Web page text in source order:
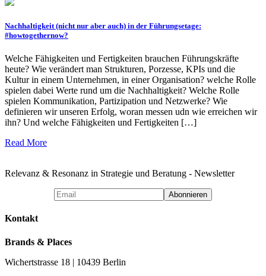
Nachhaltigkeit (nicht nur aber auch) in der Führungsetage:
#howtogethernow?
Welche Fähigkeiten und Fertigkeiten brauchen Führungskräfte
heute? Wie verändert man Strukturen, Porzesse, KPIs und die
Kultur in einem Unternehmen, in einer Organisation? welche Rolle
spielen dabei Werte rund um die Nachhaltigkeit? Welche Rolle
spielen Kommunikation, Partizipation und Netzwerke? Wie
definieren wir unseren Erfolg, woran messen udn wie erreichen wir
ihn? Und welche Fähigkeiten und Fertigkeiten […]
Read More
Relevanz & Resonanz in Strategie und Beratung - Newsletter
Kontakt
Brands & Places
Wichertstrasse 18 | 10439 Berlin